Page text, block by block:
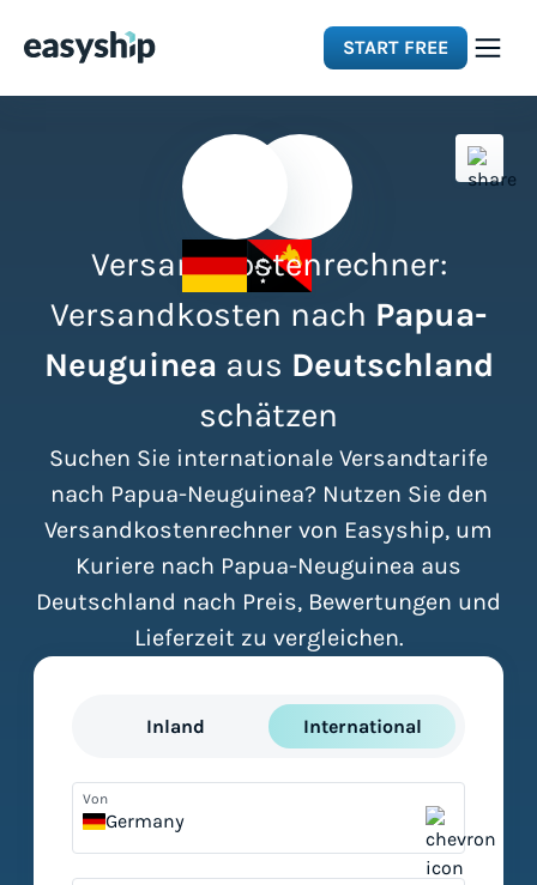
START FREE
Resources
Versandkostenrechner:
Versandkosten nach Papua-
Neuguinea aus Deutschland
schätzen
Suchen Sie internationale Versandtarife
nach Papua-Neuguinea? Nutzen Sie den
Versandkostenrechner von Easyship, um
Kuriere nach Papua-Neuguinea aus
Deutschland nach Preis, Bewertungen und
Lieferzeit zu vergleichen.
Inland International
Von
Germany